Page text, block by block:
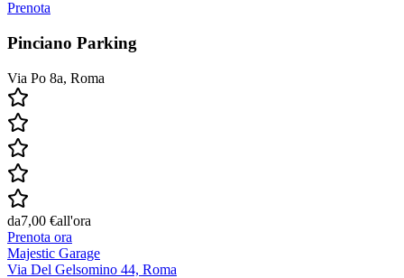
Prenota
Pinciano Parking
Via Po 8a, Roma
da7,00 €all'ora
Prenota ora
Majestic Garage
Via Del Gelsomino 44, Roma